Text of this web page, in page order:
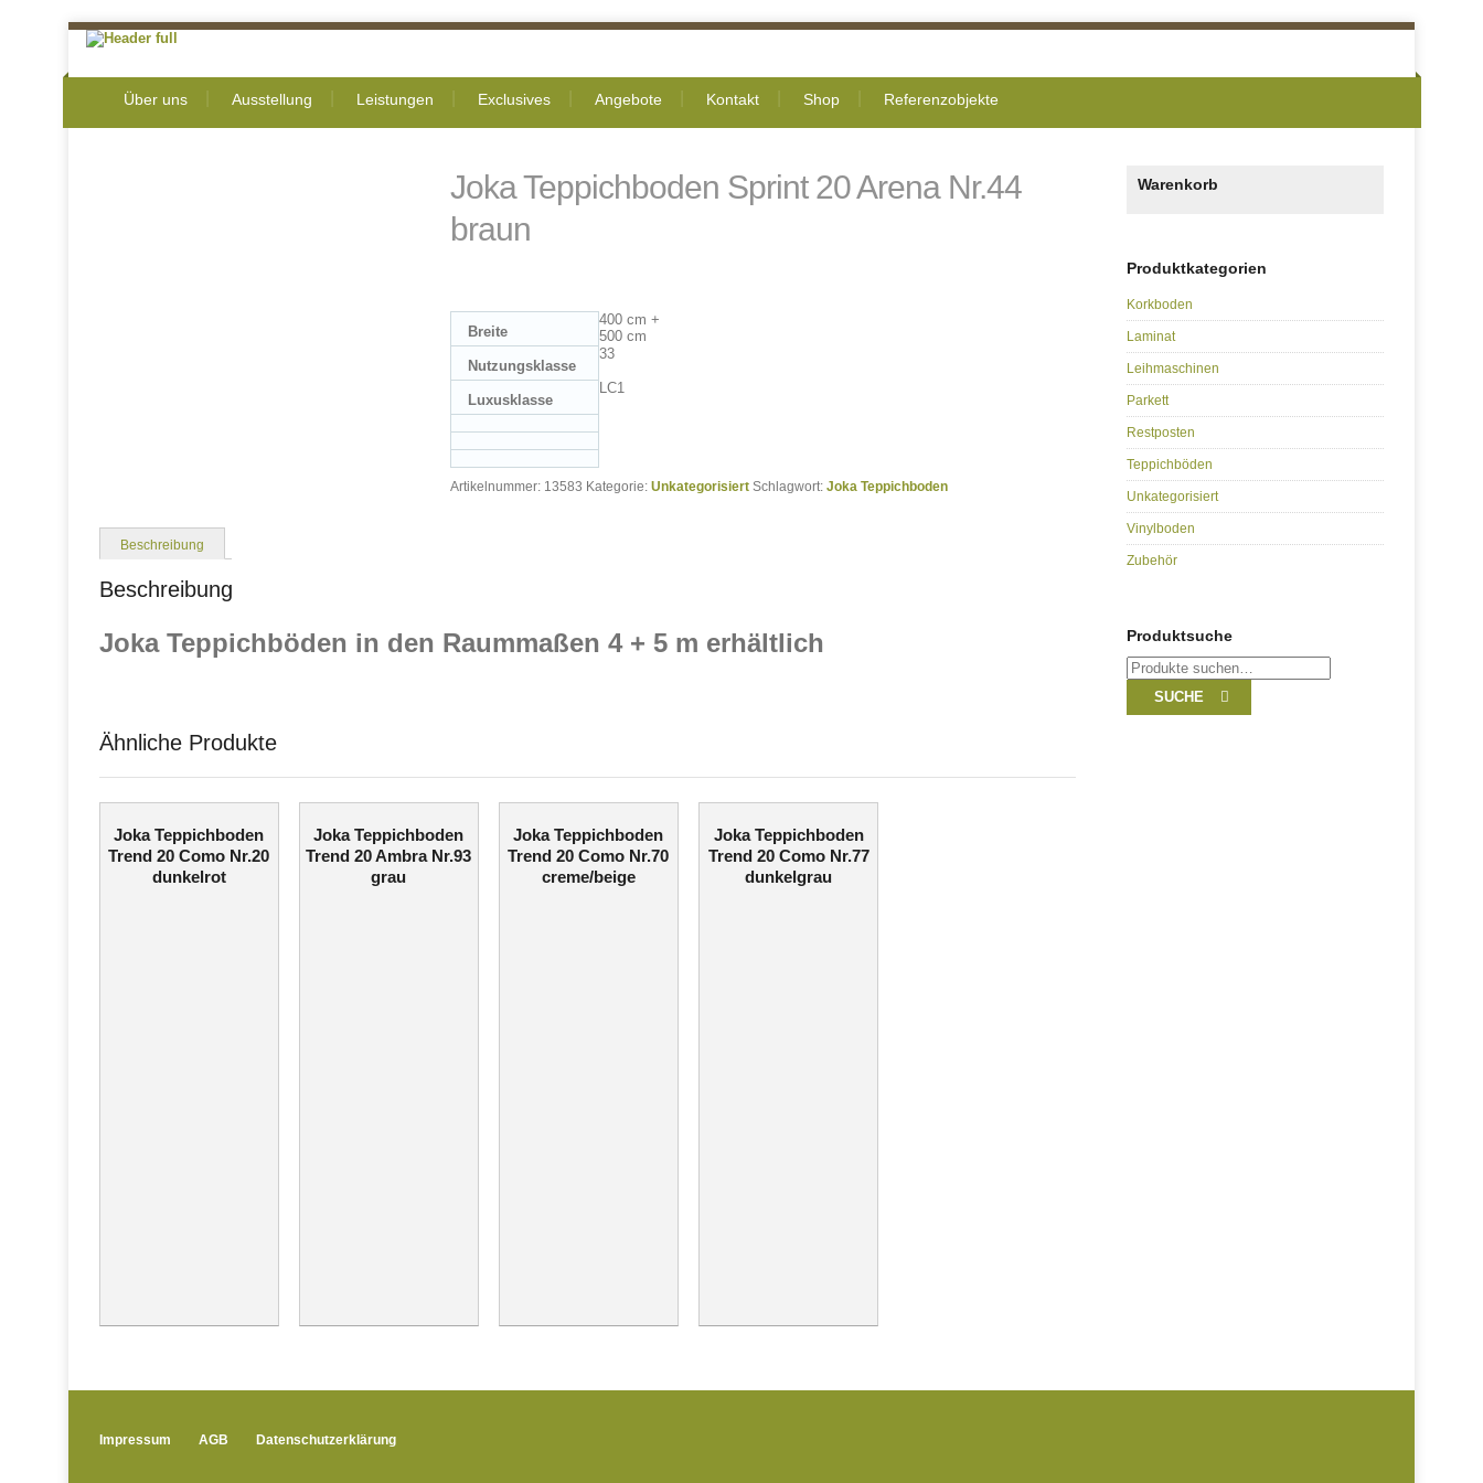
Über uns Ausstellung Leistungen Exclusives Angebote Kontakt Shop Referenzobjekte
Joka Teppichboden Sprint 20 Arena Nr.44
braun
Breite
400 cm +
500 cm
Nutzungsklasse
33
Luxusklasse
LC1
Artikelnummer: 13583 Kategorie:Unkategorisiert Schlagwort:Joka Teppichboden
Beschreibung
Beschreibung
Joka Teppichböden in den Raummaßen 4 + 5 m erhältlich
Ähnliche Produkte
Joka Teppichboden
Trend 20 Como Nr.20
dunkelrot
Joka Teppichboden
Trend 20 Ambra Nr.93
grau
Joka Teppichboden
Trend 20 Como Nr.70
creme/beige
Joka Teppichboden
Trend 20 Como Nr.77
dunkelgrau
Warenkorb
Produktkategorien
Korkboden
Laminat
Leihmaschinen
Parkett
Restposten
Teppichböden
Unkategorisiert
Vinylboden
Zubehör
Produktsuche
Suche
nach:
SUCHE
Impressum AGB Datenschutzerklärung